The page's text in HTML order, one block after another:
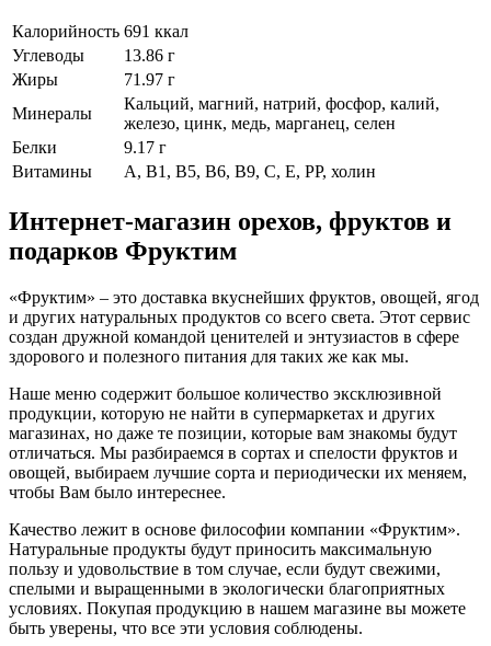
Калорийность 691 ккал
Углеводы
13.86 г
Жиры
71.97 г
Минералы
Кальций, магний, натрий, фосфор, калий,
железо, цинк, медь, марганец, селен
Белки
9.17 г
Витамины
А, В1, В5, В6, В9, С, Е, РР, холин
Интернет-магазин орехов, фруктов и
подарков Фруктим
«Фруктим» – это доставка вкуснейших фруктов, овощей, ягод
и других натуральных продуктов со всего света. Этот сервис
создан дружной командой ценителей и энтузиастов в сфере
здорового и полезного питания для таких же как мы.
Наше меню содержит большое количество эксклюзивной
продукции, которую не найти в супермаркетах и других
магазинах, но даже те позиции, которые вам знакомы будут
отличаться. Мы разбираемся в сортах и спелости фруктов и
овощей, выбираем лучшие сорта и периодически их меняем,
чтобы Вам было интереснее.
Качество лежит в основе философии компании «Фруктим».
Натуральные продукты будут приносить максимальную
пользу и удовольствие в том случае, если будут свежими,
cпелыми и выращенными в экологически благоприятных
условиях. Покупая продукцию в нашем магазине вы можете
быть уверены, что все эти условия соблюдены.